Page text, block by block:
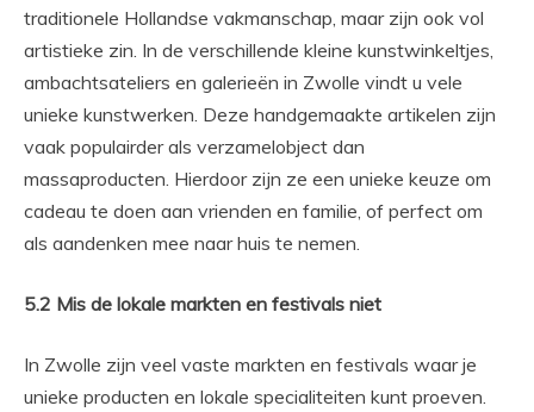
traditionele Hollandse vakmanschap, maar zijn ook vol
artistieke zin. In de verschillende kleine kunstwinkeltjes,
ambachtsateliers en galerieën in Zwolle vindt u vele
unieke kunstwerken. Deze handgemaakte artikelen zijn
vaak populairder als verzamelobject dan
massaproducten. Hierdoor zijn ze een unieke keuze om
cadeau te doen aan vrienden en familie, of perfect om
als aandenken mee naar huis te nemen.
5.2 Mis de lokale markten en festivals niet
In Zwolle zijn veel vaste markten en festivals waar je
unieke producten en lokale specialiteiten kunt proeven.